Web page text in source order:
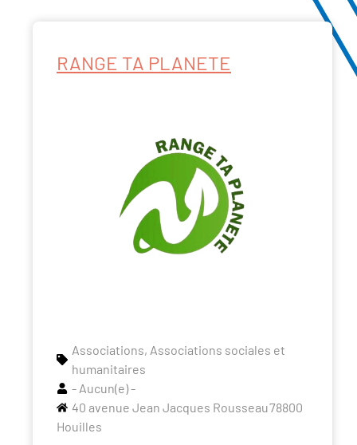
RANGE TA PLANETE
Associations, Associations sociales et
humanitaires
- Aucun(e) -
40 avenue Jean Jacques Rousseau78800
Houilles